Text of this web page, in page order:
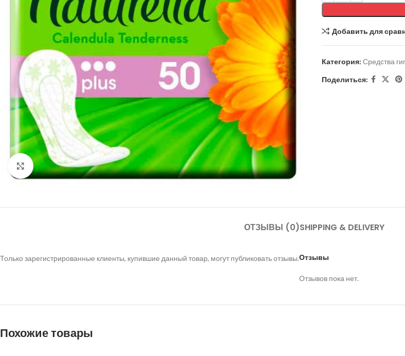
Нажмите, чтобы увеличить
Добавить для
Категория: Средства
Поделиться:
ОТЗЫВЫ (0)SHIPPING & DELIVERY
Отзывы
Отзывов пока нет.
Только зарегистрированные клиенты, купившие данный товар, могут публиковать отзывы.
Похожие товары